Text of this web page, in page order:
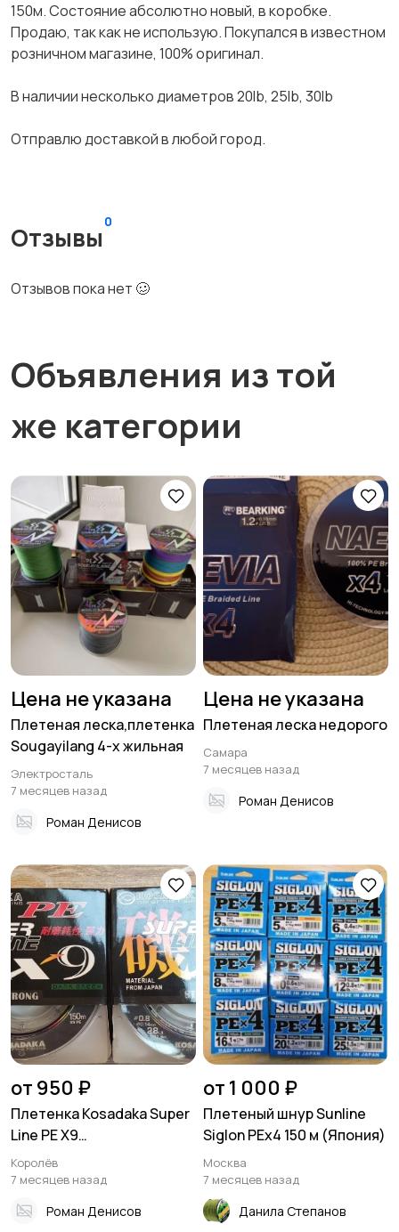
150м. Состояние абсолютно новый, в коробке.
Продаю, так как не использую. Покупался в известном
розничном магазине, 100% оригинал.
В наличии несколько диаметров 20lb, 25lb, 30lb
Отправлю доставкой в любой город.
Отзывы
0
Отзывов пока нет 🥴
Объявления из той
же категории
Цена не указана
Плетеная леска,плетенка
Sougayilang 4-х жильная
Электросталь
7 месяцев назад
Роман Денисов
Цена не указана
Плетеная леска недорого
Самара
7 месяцев назад
Роман Денисов
от 950 ₽
Плетенка Kosadaka Super
Line PE X9
(Девятижильная)
Королёв
7 месяцев назад
Роман Денисов
от 1 000 ₽
Плетеный шнур Sunline
Siglon PEх4 150 м (Япония)
Москва
7 месяцев назад
Данила Степанов